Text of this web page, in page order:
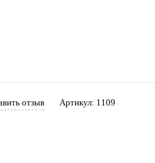
отзыв Артикул: 1109